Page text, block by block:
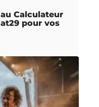
Calculateur
pour vos